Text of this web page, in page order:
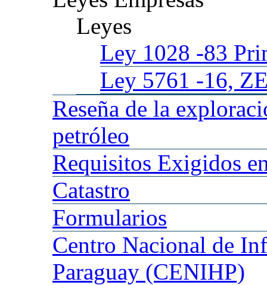
Leyes
Ley 1028 -83
Ley 5761 -16,
Reseña de la
petróleo
Requisitos Exigidos
Catastro
Formularios
Centro Nacional de
Paraguay (CENIHP)